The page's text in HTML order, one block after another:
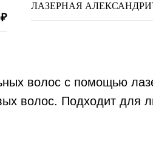
ЛАЗЕРНАЯ
волос с помощью
волос. Подходит для